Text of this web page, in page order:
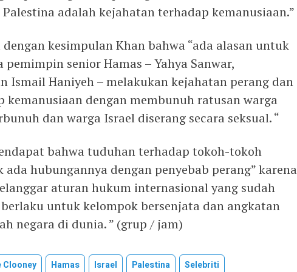
adalah kejahatan terhadap kemanusiaan.”
kesimpulan Khan bahwa “ada alasan untuk
senior Hamas – Yahya Sanwar,
Ismail Haniyeh – melakukan kejahatan perang dan
kemanusiaan dengan membunuh ratusan warga
dan warga Israel diserang secara seksual. “
bahwa tuduhan terhadap tokoh-tokoh
hubungannya dengan penyebab perang” karena
aturan hukum internasional yang sudah
untuk kelompok bersenjata dan angkatan
negara di dunia. ” (grup / jam)
Clooney Hamas Israel Palestina Selebriti